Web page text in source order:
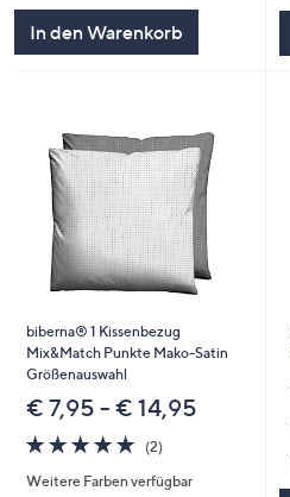
In den Warenkorb
biberna® 1 Kissenbezug
Mix&Match Punkte Mako-Satin
Größenauswahl
€ 7,95 - € 14,95
5.0
von
5
(2)2
Weitere Farben verfügbar